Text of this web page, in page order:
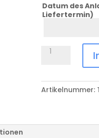
Datum des
Liefertermin)
Pokal
Artikelnummer: